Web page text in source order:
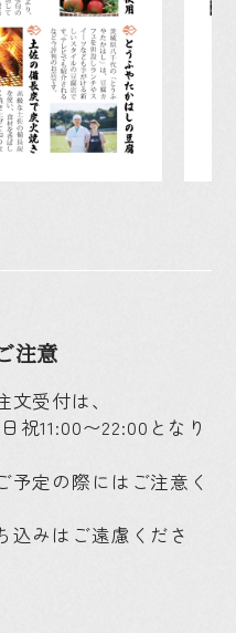
注意
受付は、
祝11:00〜22:00となり
予定の際にはご注意く
込みはご遠慮くださ